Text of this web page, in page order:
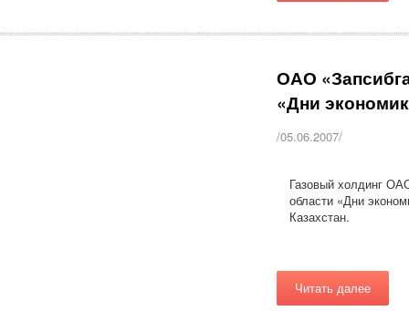
ОАО
«Дни
/05.06.2007/
Газовый холдинг
области «Дни
Казахстан.
Читать далее